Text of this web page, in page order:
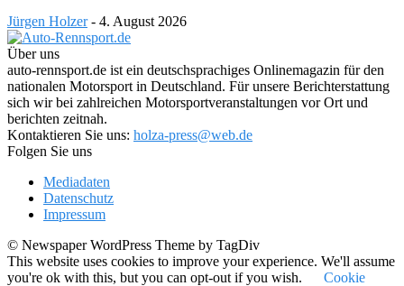
Jürgen Holzer - 4. August 2026
Über uns
auto-rennsport.de ist ein deutschsprachiges Onlinemagazin für den
nationalen Motorsport in Deutschland. Für unsere Berichterstattung
sich wir bei zahlreichen Motorsportveranstaltungen vor Ort und
berichten zeitnah.
Kontaktieren Sie uns: holza-press@web.de
Folgen Sie uns
Mediadaten
Datenschutz
Impressum
© Newspaper WordPress Theme by TagDiv
This website uses cookies to improve your experience. We'll assume
you're ok with this, but you can opt-out if you wish.
Cookie